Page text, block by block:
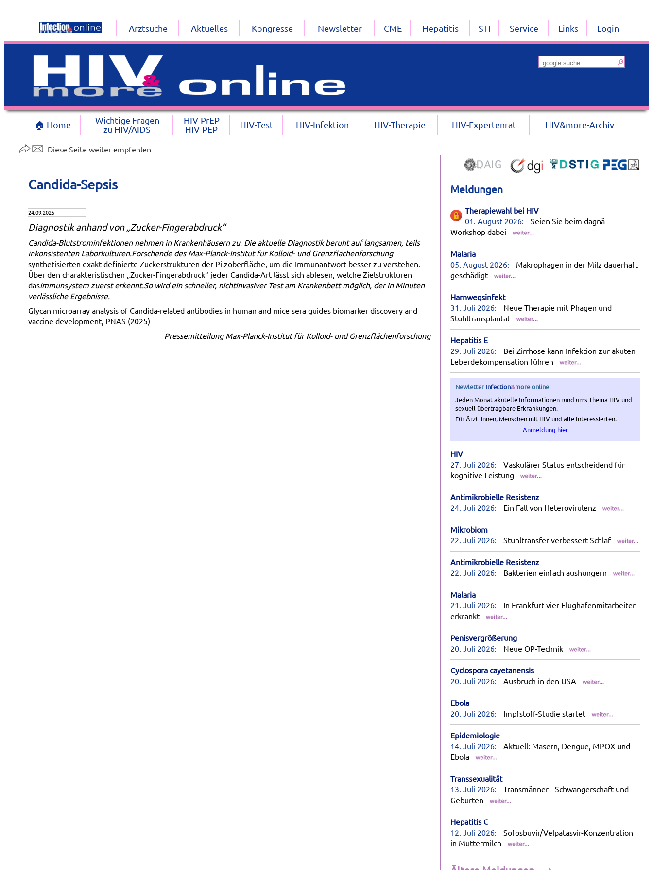
Candida-Sepsis
24.09.2025
Diagnostik anhand von „Zucker-Fingerabdruck“
Candida-Blutstrominfektionen nehmen in Krankenhäusern zu. Die aktuelle Diagnostik beruht auf langsamen, teils
inkonsistenten Laborkulturen. Forschendedes Max-Planck-Institut für Kolloid- und Grenzflächenforschung
synthetisierten exakt definierte Zuckerstrukturen der Pilzoberfläche, um die Immunantwort besser zu verstehen.
Über den charakteristischen „Zucker-Fingerabdruck“ jeder Candida-Art lässt sich ablesen, welche Zielstrukturen
dasImmunsystem zuerst erkennt. So wird ein schneller, nichtinvasiver Test am Krankenbett möglich, der in Minuten
verlässliche Ergebnisse.
Glycan microarray analysis of Candida-related antibodies in human and mice sera guides biomarker discovery and
vaccine development, PNAS (2025)
Pressemitteilung Max-Planck-Institut für Kolloid- und Grenzflächenforschung
Meldungen
Therapiewahl bei HIV
01. August 2026:
Seien Sie beim dagnä-
Workshop dabei
Malaria
05. August 2026:
Makrophagen in der Milz dauerhaft
geschädigt
Harnwegsinfekt
31. Juli 2026:
Neue Therapie mit Phagen und
Stuhltransplantat
Hepatitis E
29. Juli 2026:
Bei Zirrhose kann Infektion zur akuten
Leberdekompensation führen
NewletterInfection&moreonline
Jeden Monat akutelle Informationen rund ums Thema HIV und
sexuell übertragbare Erkrankungen.
Für Ärzt_innen, Menschen mit HIV und alle Interessierten.
Anmeldung hier
HIV
27. Juli 2026:
Vaskulärer Status entscheidend für
kognitive Leistung
Antimikrobielle Resistenz
24. Juli 2026:
Ein Fall von Heterovirulenz
Mikrobiom
22. Juli 2026:
Stuhltransfer verbessert Schlaf
Antimikrobielle Resistenz
22. Juli 2026:
Bakterien einfach aushungern
Malaria
21. Juli 2026:
In Frankfurt vier Flughafenmitarbeiter
erkrankt
Penisvergrößerung
20. Juli 2026:
Neue OP-Technik
Cyclospora cayetanensis
20. Juli 2026:
Ausbruch in den USA
Ebola
20. Juli 2026:
Impfstoff-Studie startet
Epidemiologie
14. Juli 2026:
Aktuell: Masern, Dengue, MPOX und
Ebola
Transsexualität
13. Juli 2026:
Transmänner - Schwangerschaft und
Geburten
Hepatitis C
12. Juli 2026:
Sofosbuvir/Velpatasvir-Konzentration
in Muttermilch
Arztsuche Aktuelles Kongresse Newsletter CME Hepatitis STI Service Links Login
🏠 Home
Wichtige Fragen
zu HIV/AIDS
HIV-PrEP
HIV-PEP
HIV-Test HIV-Infektion HIV-Therapie HIV-Expertenrat HIV&more-Archiv
Diese Seite weiter empfehlen